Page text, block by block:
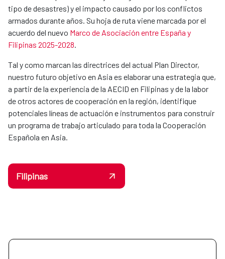
tipo de desastres) y el impacto causado por los conflictos
armados durante años. Su hoja de ruta viene marcada por el
acuerdo del nuevo Marco de Asociación entre España y
Filipinas 2025-2028.
Tal y como marcan las directrices del actual Plan Director,
nuestro futuro objetivo en Asia es elaborar una estrategia que,
a partir de la experiencia de la AECID en Filipinas y de la labor
de otros actores de cooperación en la región, identifique
potenciales líneas de actuación e instrumentos para construir
un programa de trabajo articulado para toda la Cooperación
Española en Asia.
Filipinas